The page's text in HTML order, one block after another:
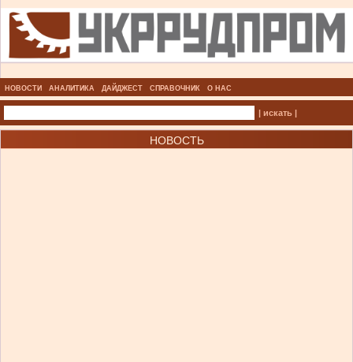
НОВОСТИ АНАЛИТИКА ДАЙДЖЕСТ СПРАВОЧНИК О НАС
| искать |
НОВОСТЬ